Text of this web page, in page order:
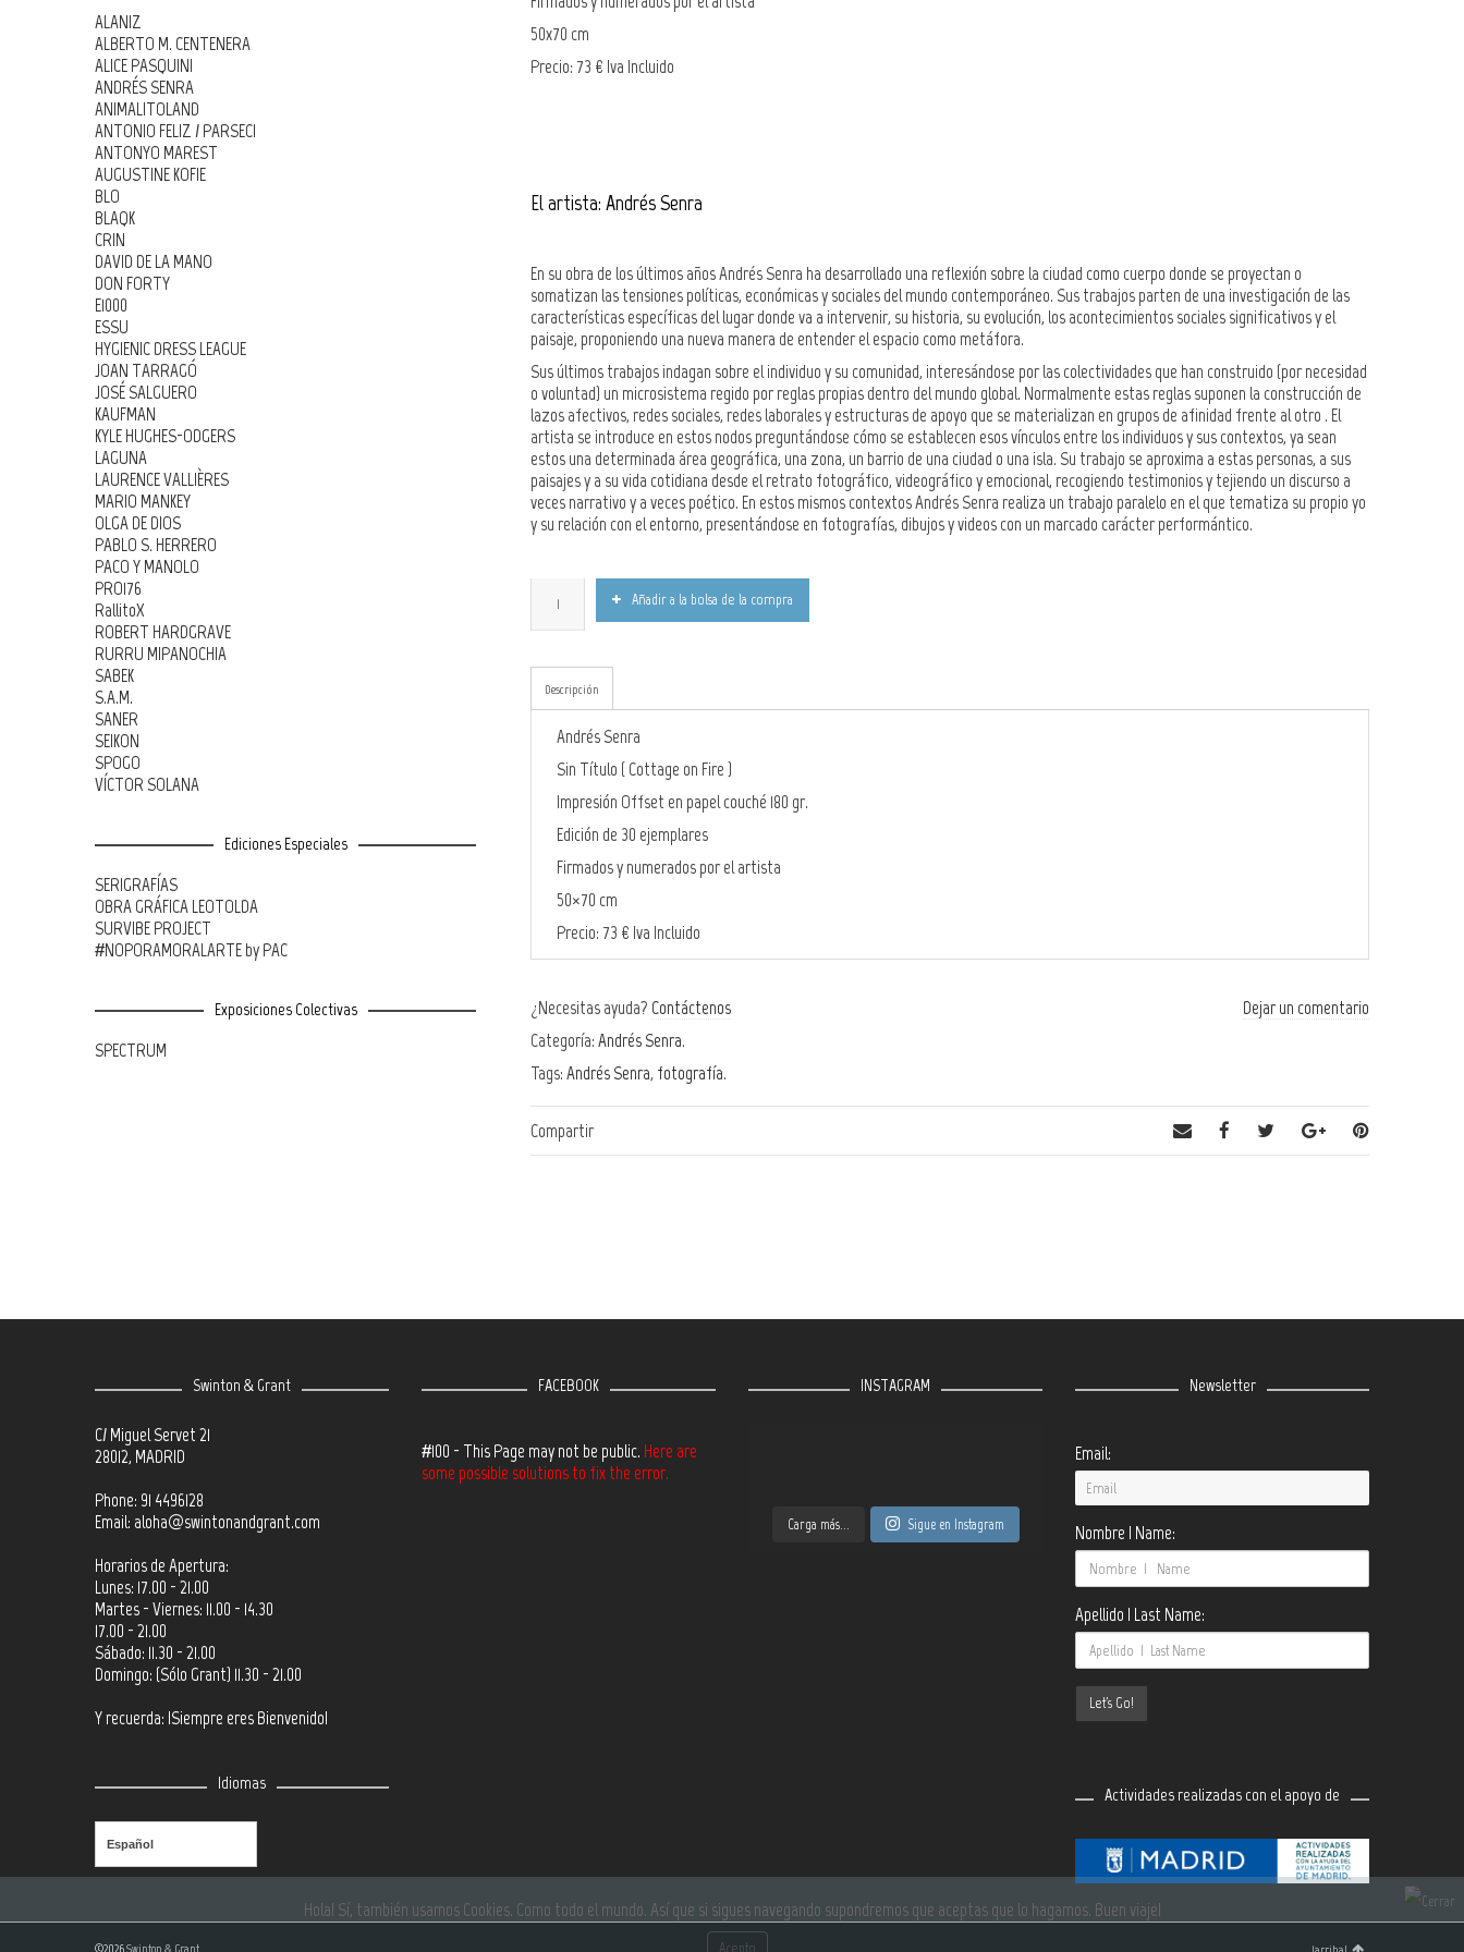
50x70 cm
Precio: 73 € Iva Incluido
El artista: Andrés Senra
En su obra de los últimos años Andrés Senra ha desarrollado una reflexión sobre la ciudad como cuerpo donde se proyectan o
somatizan las tensiones políticas, económicas y sociales del mundo contemporáneo. Sus trabajos parten de una investigación de las
características específicas del lugar donde va a intervenir, su historia, su evolución, los acontecimientos sociales significativos y el
paisaje, proponiendo una nueva manera de entender el espacio como metáfora.
Sus últimos trabajos indagan sobre el individuo y su comunidad, interesándose por las colectividades que han construido (por necesidad
o voluntad) un microsistema regido por reglas propias dentro del mundo global. Normalmente estas reglas suponen la construcción de
lazos afectivos, redes sociales, redes laborales y estructuras de apoyo que se materializan en grupos de afinidad frente al otro . El
artista se introduce en estos nodos preguntándose cómo se establecen esos vínculos entre los individuos y sus contextos, ya sean
estos una determinada área geográfica, una zona, un barrio de una ciudad o una isla. Su trabajo se aproxima a estas personas, a sus
paisajes y a su vida cotidiana desde el retrato fotográfico, videográfico y emocional, recogiendo testimonios y tejiendo un discurso a
veces narrativo y a veces poético. En estos mismos contextos Andrés Senra realiza un trabajo paralelo en el que tematiza su propio yo
y su relación con el entorno, presentándose en fotografías, dibujos y videos con un marcado carácter performántico.
Añadir a la bolsa de la compra
Descripción
Andrés Senra
Sin Título ( Cottage on Fire )
Impresión Offset en papel couché 180 gr.
Edición de 30 ejemplares
Firmados y numerados por el artista
50×70 cm
Precio: 73 € Iva Incluido
¿Necesitas ayuda? Contáctenos
Dejar un comentario
Categoría: Andrés Senra.
Tags: Andrés Senra, fotografía.
Compartir
ALANIZ
ALBERTO M. CENTENERA
ALICE PASQUINI
ANDRÉS SENRA
ANIMALITOLAND
ANTONIO FELIZ / PARSEC!
ANTONYO MAREST
AUGUSTINE KOFIE
BLO
BLAQK
CRIN
DAVID DE LA MANO
DON FORTY
E1000
ESSU
HYGIENIC DRESS LEAGUE
JOAN TARRAGÓ
JOSÉ SALGUERO
KAUFMAN
KYLE HUGHES-ODGERS
LAGUNA
LAURENCE VALLIÈRES
MARIO MANKEY
OLGA DE DIOS
PABLO S. HERRERO
PACO Y MANOLO
PRO176
RallitoX
ROBERT HARDGRAVE
RURRU MIPANOCHIA
SABEK
S.A.M.
SANER
SEIKON
SPOGO
VÍCTOR SOLANA
Ediciones Especiales
SERIGRAFÍAS
OBRA GRÁFICA LEOTOLDA
SURVIBE PROJECT
#NOPORAMORALARTE by PAC
Exposiciones Colectivas
SPECTRUM
Swinton & Grant
C/ Miguel Servet 21
28012, MADRID
Phone: 91 4496128
Email: aloha@swintonandgrant.com
Horarios de Apertura:
Lunes: 17.00 - 21.00
Martes - Viernes: 11.00 - 14.30
17.00 - 21.00
Sábado: 11.30 - 21.00
Domingo: (Sólo Grant) 11.30 - 21.00
Y recuerda: ¡Siempre eres Bienvenido!
Idiomas
Español
FACEBOOK
#100 - This Page may not be public. Here are
some possible solutions to fix the error.
INSTAGRAM
Carga más... Sigue en Instagram
Newsletter
Email:
Nombre | Name:
Apellido | Last Name:
Actividades realizadas con el apoyo de
©2026Swinton & Grant